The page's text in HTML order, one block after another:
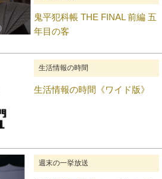
鬼平犯科帳 THE FINAL 前編 五
年目の客
生活情報の時間
生活情報の時間《ワイド版》
週末の一挙放送